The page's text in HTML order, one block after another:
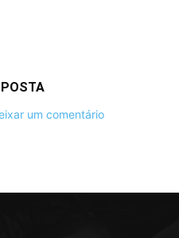
um comentário